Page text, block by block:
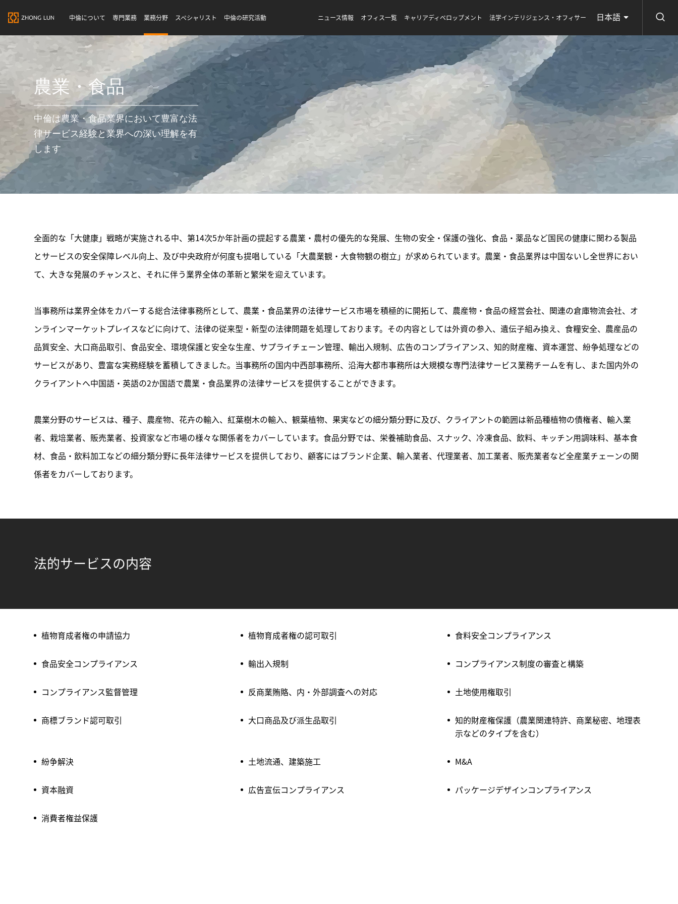
中倫について 専門業務 業務分野 スペシャリスト 中倫の研究活動 ニュース情報 オフィス一覧 キャリアディベロップメント 法学インテリジェンス・オフィサー 日本語
農業・食品
中倫は農業・食品業界において豊富な法
律サービス経験と業界への深い理解を有
します
全面的な「大健康」戦略が実施される中、第14次5か年計画の提起する農業・農村の優先的な発展、生物の安全・保護の強化、食品・薬品など国民の健康に関わる製品
とサービスの安全保障レベル向上、及び中央政府が何度も提唱している「大農業観・大食物観の樹立」が求められています。農業・食品業界は中国ないし全世界におい
て、大きな発展のチャンスと、それに伴う業界全体の革新と繁栄を迎えています。
当事務所は業界全体をカバーする総合法律事務所として、農業・食品業界の法律サービス市場を積極的に開拓して、農産物・食品の経営会社、関連の倉庫物流会社、オ
ンラインマーケットプレイスなどに向けて、法律の従来型・新型の法律問題を処理しております。その内容としては外資の参入、遺伝子組み換え、食糧安全、農産品の
品質安全、大口商品取引、食品安全、環境保護と安全な生産、サプライチェーン管理、輸出入規制、広告のコンプライアンス、知的財産権、資本運営、紛争処理などの
サービスがあり、豊富な実務経験を蓄積してきました。当事務所の国内中西部事務所、沿海大都市事務所は大規模な専門法律サービス業務チームを有し、また国内外の
クライアントへ中国語・英語の2か国語で農業・食品業界の法律サービスを提供することができます。
農業分野のサービスは、種子、農産物、花卉の輸入、紅葉樹木の輸入、観葉植物、果実などの細分類分野に及び、クライアントの範囲は新品種植物の債権者、輸入業
者、栽培業者、販売業者、投資家など市場の様々な関係者をカバーしています。食品分野では、栄養補助食品、スナック、冷凍食品、飲料、キッチン用調味料、基本食
材、食品・飲料加工などの細分類分野に長年法律サービスを提供しており、顧客にはブランド企業、輸入業者、代理業者、加工業者、販売業者など全産業チェーンの関
係者をカバーしております。
法的サービスの内容
植物育成者権の申請協力 植物育成者権の認可取引 食料安全コンプライアンス
食品安全コンプライアンス 輸出入規制 コンプライアンス制度の審査と構築
コンプライアンス監督管理 反商業賄賂、内・外部調査への対応 土地使用権取引
商標ブランド認可取引 大口商品及び派生品取引
知的財産権保護（農業関連特許、商業秘密、地理表
示などのタイプを含む）
紛争解決 土地流通、建築施工 M&A
資本融資 広告宣伝コンプライアンス パッケージデザインコンプライアンス
消費者権益保護